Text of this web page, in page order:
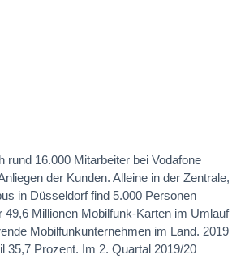
rund 16.000 Mitarbeiter bei Vodafone
der Kunden. Alleine in der Zentrale,
in Düsseldorf find 5.000 Personen
49,6 Millionen Mobilfunk-Karten im Umlauf
Mobilfunkunternehmen im Land. 2019
35,7 Prozent. Im 2. Quartal 2019/20